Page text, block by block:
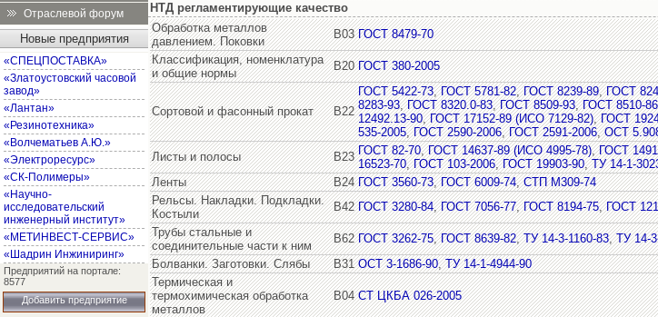
Отраслевой форум
Новые предприятия
«СПЕЦПОСТАВКА»
«Златоустовский часовой
завод»
«Лантан»
«Резинотехника»
«Волчематьев А.Ю.»
«Электроресурс»
«СК-Полимеры»
«Научно-
исследовательский
инженерный институт»
«МЕТИНВЕСТ-СЕРВИС»
«Шадрин Инжиниринг»
Предприятий на портале:
8577
Добавить предприятие
НТД регламентирующие качество
Обработка металлов
давлением. Поковки
В03 ГОСТ 8479-70
Классификация, номенклатура
и общие нормы
В20 ГОСТ 380-2005
Сортовой и фасонный прокат В22
ГОСТ 5422-73,ГОСТ 5781-82,ГОСТ 8239-89,ГОСТ
8283-93,ГОСТ 8320.0-83,ГОСТ 8509-93,ГОСТ 8510-86
12492.13-90,ГОСТ 17152-89 (ИСО 7129-82),ГОСТ
535-2005,ГОСТ 2590-2006,ГОСТ 2591-2006,ОСТ
Листы и полосы
В23 ГОСТ 82-70,ГОСТ 14637-89 (ИСО 4995-78),ГОСТ
16523-70,ГОСТ 103-2006,ГОСТ 19903-90,ТУ 14-1-
Ленты
В24 ГОСТ 3560-73,ГОСТ 6009-74,СТП М309-74
Рельсы. Накладки. Подкладки.
Костыли
В42 ГОСТ 3280-84,ГОСТ 7056-77,ГОСТ 8194-75,ГОСТ
Трубы стальные и
соединительные части к ним
В62 ГОСТ 3262-75,ГОСТ 8639-82,ТУ 14-3-1160-83,ТУ 14-
Болванки. Заготовки. Слябы
В31 ОСТ 3-1686-90,ТУ 14-1-4944-90
Термическая и
термохимическая обработка
металлов
В04 СТ ЦКБА 026-2005